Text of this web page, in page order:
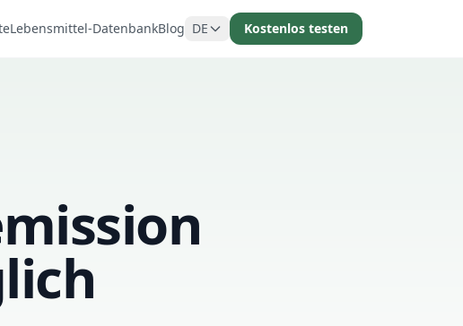
Lebensmittel-DatenbankBlog DE Kostenlos testen